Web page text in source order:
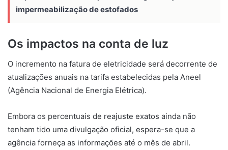
impermeabilização de estofados
Os impactos na conta de luz
O incremento na fatura de eletricidade será decorrente de
atualizações anuais na tarifa estabelecidas pela Aneel
(Agência Nacional de Energia Elétrica).
Embora os percentuais de reajuste exatos ainda não
tenham tido uma divulgação oficial, espera-se que a
agência forneça as informações até o mês de abril.